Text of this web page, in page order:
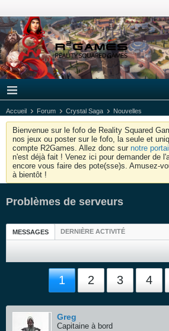
Accueil Forum Crystal Saga Nouvelles
Bienvenue sur le fofo de Reality Squared
nos jeux ou poster sur le fofo, la seule et
compte R2Games. Allez donc sur notre portail
n'est déjà fait ! Venez ici pour demander de
encore vous faire des pote(sse)s. Amusez-
à bientôt !
Problèmes de serveurs
MESSAGES DERNIÈRE ACTIVITÉ
1 2 3 4
Greg
Capitaine à bord